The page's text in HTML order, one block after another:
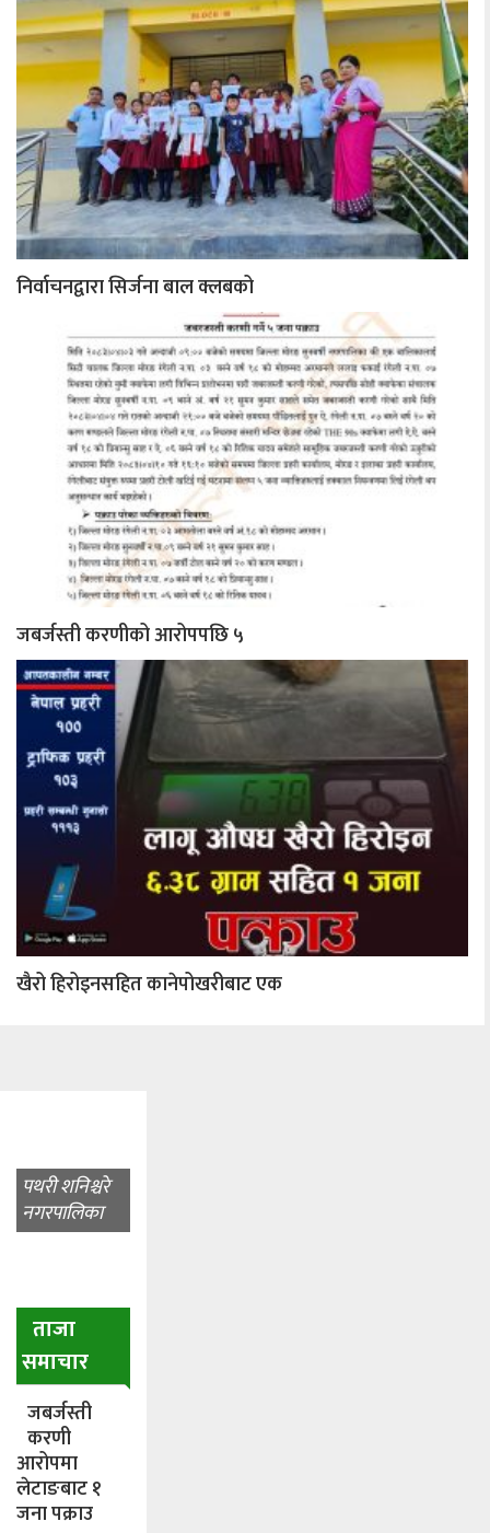
निर्वाचनद्वारा सिर्जना बाल क्लबको
जबर्जस्ती करणीको आरोपपछि ५
खैरो हिरोइनसहित कानेपोखरीबाट एक
पथरी शनिश्चरे
नगरपालिका
ताजा
समाचार
जबर्जस्ती
करणी
आरोपमा
लेटाङबाट १
जना पक्राउ